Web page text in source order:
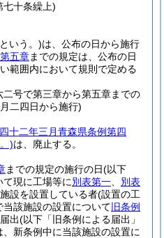
七十条繰上)
いう。)は、公布の日から施行
第五章までの規定は、公布の日
範囲内において規則で定める
号で第三章から第五章までの
二四日から施行)
十二年三月青森県条例第四
)は、廃止する。
までの規定の施行の日(以下
て現に工場等に別表第一
別表
設を設置している者(設置の工
当該施設の設置について 旧条例
出(以下「旧条例による届出」
新条例中に当該施設の設置に